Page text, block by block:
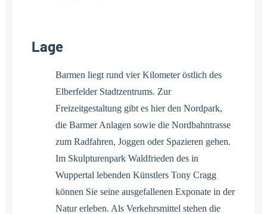
Lage
Barmen liegt rund vier Kilometer östlich des
Elberfelder Stadtzentrums. Zur
Freizeitgestaltung gibt es hier den Nordpark,
die Barmer Anlagen sowie die Nordbahntrasse
zum Radfahren, Joggen oder Spazieren gehen.
Im Skulpturenpark Waldfrieden des in
Wuppertal lebenden Künstlers Tony Cragg
können Sie seine ausgefallenen Exponate in der
Natur erleben. Als Verkehrsmittel stehen die